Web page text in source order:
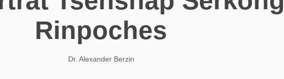
Rinpoches
Dr. Alexander Berzin